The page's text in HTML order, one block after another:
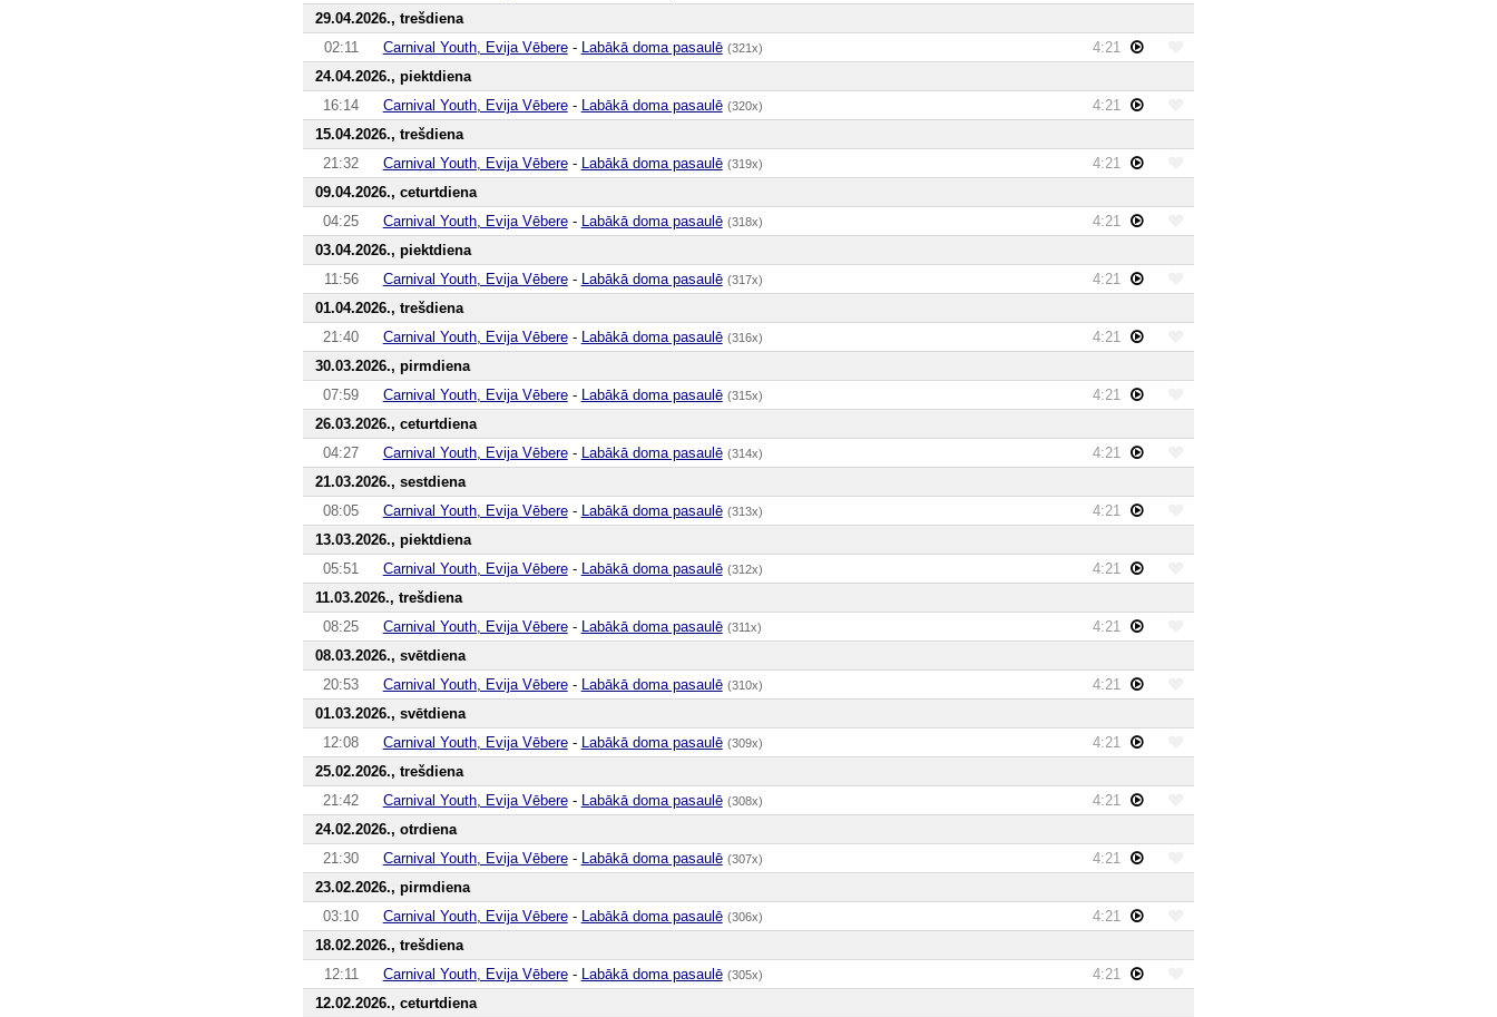
29.04.2026., trešdiena
02:11
Carnival Youth, Evija Vēbere- Labākā doma pasaulē (321x)
4:21
24.04.2026., piektdiena
16:14
Carnival Youth, Evija Vēbere- Labākā doma pasaulē (320x)
4:21
15.04.2026., trešdiena
21:32
Carnival Youth, Evija Vēbere- Labākā doma pasaulē (319x)
4:21
09.04.2026., ceturtdiena
04:25
Carnival Youth, Evija Vēbere- Labākā doma pasaulē (318x)
4:21
03.04.2026., piektdiena
11:56
Carnival Youth, Evija Vēbere- Labākā doma pasaulē (317x)
4:21
01.04.2026., trešdiena
21:40
Carnival Youth, Evija Vēbere- Labākā doma pasaulē (316x)
4:21
30.03.2026., pirmdiena
07:59
Carnival Youth, Evija Vēbere- Labākā doma pasaulē (315x)
4:21
26.03.2026., ceturtdiena
04:27
Carnival Youth, Evija Vēbere- Labākā doma pasaulē (314x)
4:21
21.03.2026., sestdiena
08:05
Carnival Youth, Evija Vēbere- Labākā doma pasaulē (313x)
4:21
13.03.2026., piektdiena
05:51
Carnival Youth, Evija Vēbere- Labākā doma pasaulē (312x)
4:21
11.03.2026., trešdiena
08:25
Carnival Youth, Evija Vēbere- Labākā doma pasaulē (311x)
4:21
08.03.2026., svētdiena
20:53
Carnival Youth, Evija Vēbere- Labākā doma pasaulē (310x)
4:21
01.03.2026., svētdiena
12:08
Carnival Youth, Evija Vēbere- Labākā doma pasaulē (309x)
4:21
25.02.2026., trešdiena
21:42
Carnival Youth, Evija Vēbere- Labākā doma pasaulē (308x)
4:21
24.02.2026., otrdiena
21:30
Carnival Youth, Evija Vēbere- Labākā doma pasaulē (307x)
4:21
23.02.2026., pirmdiena
03:10
Carnival Youth, Evija Vēbere- Labākā doma pasaulē (306x)
4:21
18.02.2026., trešdiena
12:11
Carnival Youth, Evija Vēbere- Labākā doma pasaulē (305x)
4:21
12.02.2026., ceturtdiena